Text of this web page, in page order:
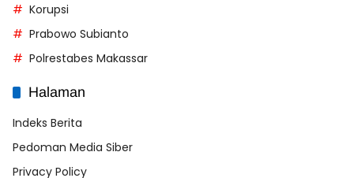
Korupsi
Prabowo Subianto
Polrestabes Makassar
Halaman
Indeks Berita
Pedoman Media Siber
Privacy Policy